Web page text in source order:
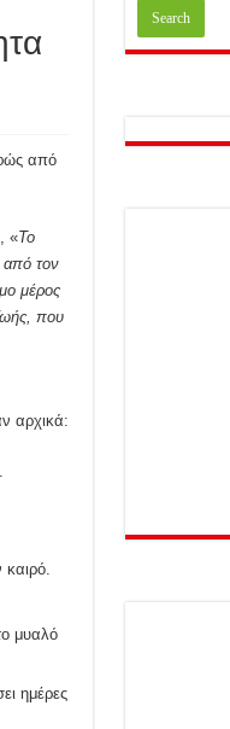
από
«Το
από τον
μέρος
που
αρχικά:
καιρό.
μυαλό
ημέρες